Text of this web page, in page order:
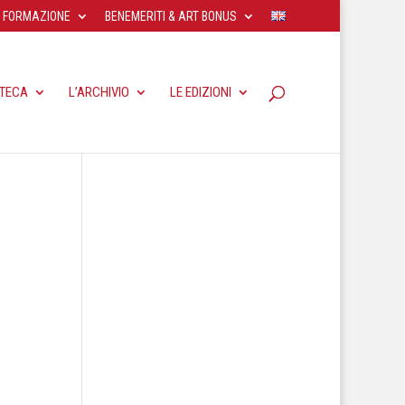
FORMAZIONE BENEMERITI & ART BONUS
L’ARCHIVIO LE EDIZIONI